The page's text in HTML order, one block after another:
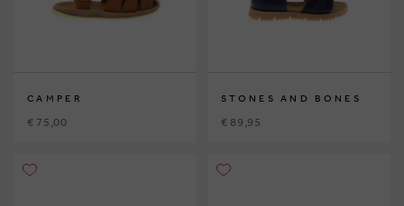
CAMPER
€ 75,00
STONES AND BONES
€ 89,95